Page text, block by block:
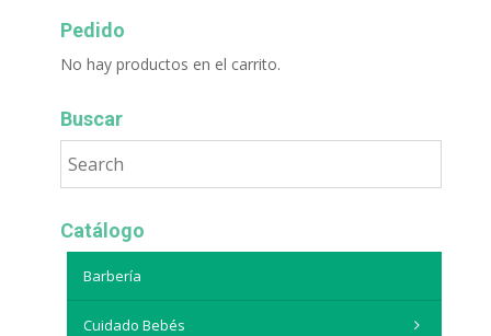
Pedido
No hay productos en el carrito.
Buscar
Catálogo
Barbería
Cuidado Bebés